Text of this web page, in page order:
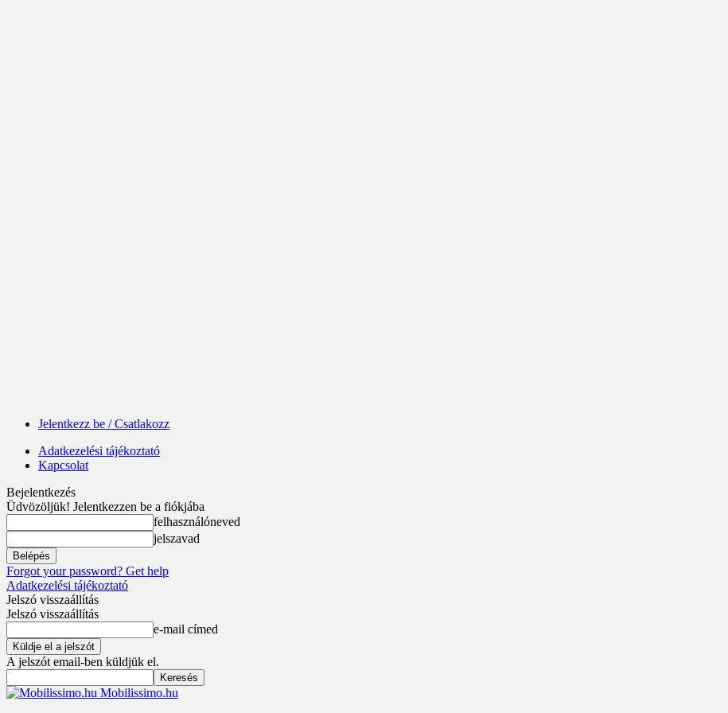
Jelentkezz be / Csatlakozz
Adatkezelési tájékoztató
Kapcsolat
Bejelentkezés
Üdvözöljük! Jelentkezzen be a fiókjába
felhasználóneved
jelszavad
Forgot your password? Get help
Adatkezelési tájékoztató
Jelszó visszaállítás
Jelszó visszaállítás
e-mail címed
A jelszót email-ben küldjük el.
Mobilissimo.hu